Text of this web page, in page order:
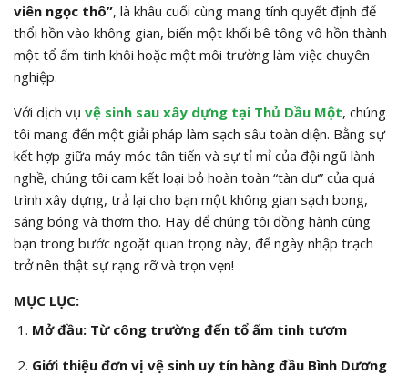
viên ngọc thô”, là khâu cuối cùng mang tính quyết định để
thổi hồn vào không gian, biến một khối bê tông vô hồn thành
một tổ ấm tinh khôi hoặc một môi trường làm việc chuyên
nghiệp.
Với dịch vụ vệ sinh sau xây dựng tại Thủ Dầu Một, chúng
tôi mang đến một giải pháp làm sạch sâu toàn diện. Bằng sự
kết hợp giữa máy móc tân tiến và sự tỉ mỉ của đội ngũ lành
nghề, chúng tôi cam kết loại bỏ hoàn toàn “tàn dư” của quá
trình xây dựng, trả lại cho bạn một không gian sạch bong,
sáng bóng và thơm tho. Hãy để chúng tôi đồng hành cùng
bạn trong bước ngoặt quan trọng này, để ngày nhập trạch
trở nên thật sự rạng rỡ và trọn vẹn!
MỤC LỤC:
Mở đầu: Từ công trường đến tổ ấm tinh tươm
Giới thiệu đơn vị vệ sinh uy tín hàng đầu Bình Dương